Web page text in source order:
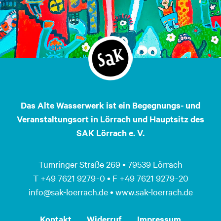
Das Alte Wasserwerk ist ein Begegnungs- und
Veranstaltungsort in Lörrach und Hauptsitz des
SAK Lörrach e. V.
Tumringer Straße 269 • 79539 Lörrach
T +49 7621 9279 - 0 • F +49 7621 9279 - 20
info@sak-loerrach.de • www.sak-loerrach.de